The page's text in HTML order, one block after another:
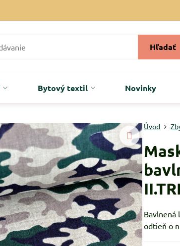
Hľadať
Bytový textil Novinky
Úvod
Bavlnená
odtieň o